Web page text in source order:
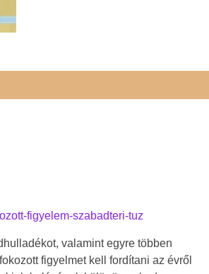
figyelem-szabadteri-tuz
valamint egyre többen
figyelmet kell fordítani az évről